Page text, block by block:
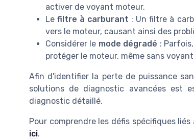
activer de voyant moteur.
Lefiltre à carburant : Un filtre à
vers le moteur, causant ainsi des
Considérer le mode dégradé :
protéger le moteur, même sans
Afin d'identifier la perte de puissance
solutions de diagnostic avancées est
diagnostic détaillé.
Pour comprendre les défis spécifiques
ici.